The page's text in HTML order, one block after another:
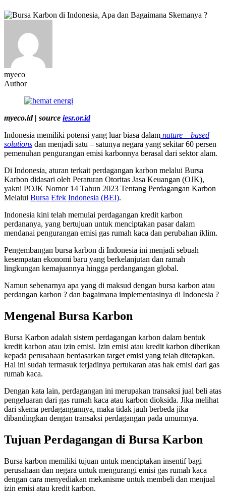
myeco
Author
myeco.id | source iesr.or.id
Indonesia memiliki potensi yang luar biasa dalam nature – based
solutions dan menjadi satu – satunya negara yang sekitar 60 persen
pemenuhan pengurangan emisi karbonnya berasal dari sektor alam.
Di Indonesia, aturan terkait perdagangan karbon melalui Bursa
Karbon didasari oleh Peraturan Otoritas Jasa Keuangan (OJK),
yakni POJK Nomor 14 Tahun 2023 Tentang Perdagangan Karbon
Melalui Bursa Efek Indonesia (BEI).
Indonesia kini telah memulai perdagangan kredit karbon
perdananya, yang bertujuan untuk menciptakan pasar dalam
mendanai pengurangan emisi gas rumah kaca dan perubahan iklim.
Pengembangan bursa karbon di Indonesia ini menjadi sebuah
kesempatan ekonomi baru yang berkelanjutan dan ramah
lingkungan kemajuannya hingga perdangangan global.
Namun sebenarnya apa yang di maksud dengan bursa karbon atau
perdangan karbon ? dan bagaimana implementasinya di Indonesia ?
Mengenal Bursa Karbon
Bursa Karbon adalah sistem perdagangan karbon dalam bentuk
kredit karbon atau izin emisi. Izin emisi atau kredit karbon diberikan
kepada perusahaan berdasarkan target emisi yang telah ditetapkan.
Hal ini sudah termasuk terjadinya pertukaran atas hak emisi dari gas
rumah kaca.
Dengan kata lain, perdagangan ini merupakan transaksi jual beli atas
pengeluaran dari gas rumah kaca atau karbon dioksida. Jika melihat
dari skema perdagangannya, maka tidak jauh berbeda jika
dibandingkan dengan transaksi perdagangan pada umumnya.
Tujuan Perdagangan di Bursa Karbon
Bursa karbon memiliki tujuan untuk menciptakan insentif bagi
perusahaan dan negara untuk mengurangi emisi gas rumah kaca
dengan cara menyediakan mekanisme untuk membeli dan menjual
izin emisi atau kredit karbon.